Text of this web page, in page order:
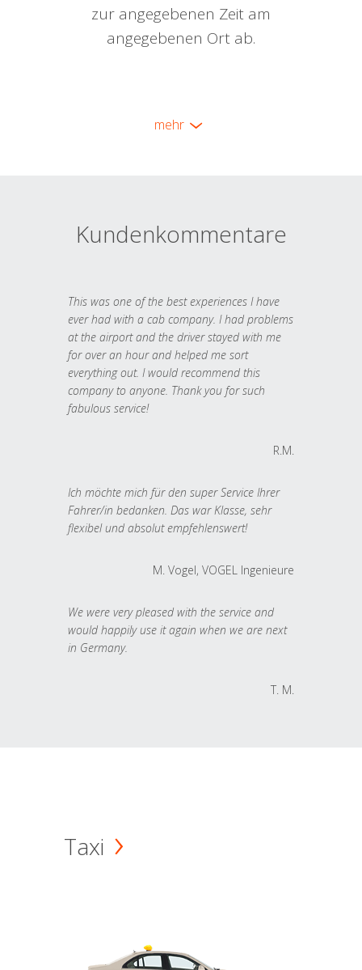
zur angegebenen Zeit am
angegebenen Ort ab.
mehr
Kundenkommentare
This was one of the best experiences I have
ever had with a cab company. I had problems
at the airport and the driver stayed with me
for over an hour and helped me sort
everything out. I would recommend this
company to anyone. Thank you for such
fabulous service!
R.M.
Ich möchte mich für den super Service Ihrer
Fahrer/in bedanken. Das war Klasse, sehr
flexibel und absolut empfehlenswert!
M. Vogel, VOGEL Ingenieure
We were very pleased with the service and
would happily use it again when we are next
in Germany.
T. M.
Taxi